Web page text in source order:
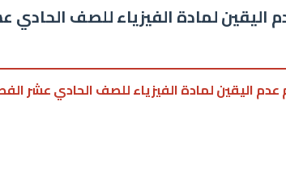
لمادة الفيزياء للصف الحادي
اليقين لمادة الفيزياء للصف الحادي عشر